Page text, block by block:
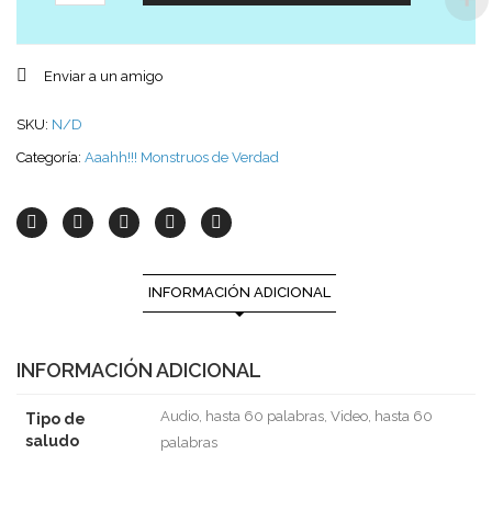
Enviar a un amigo
SKU: N/D
Categoría: Aaahh!!! Monstruos de Verdad
INFORMACIÓN ADICIONAL
INFORMACIÓN ADICIONAL
Tipo de
saludo
Audio, hasta 60 palabras, Video, hasta 60
palabras